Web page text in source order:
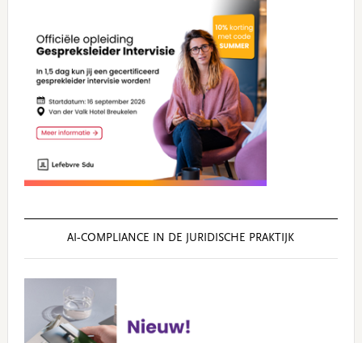
AI‑COMPLIANCE IN DE JURIDISCHE PRAKTIJK